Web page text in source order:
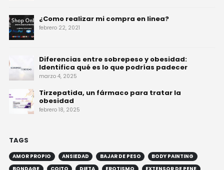
¿Como realizar mi compra en linea?
febrero 22, 2021
Diferencias entre sobrepeso y obesidad:
Identifica qué es lo que podrías padecer
marzo 4, 2025
Tirzepatida, un fármaco para tratar la
obesidad
febrero 18, 2025
TAGS
AMOR PROPIO ANSIEDAD BAJAR DE PESO
BODY PAINTING